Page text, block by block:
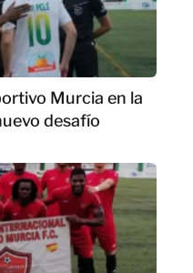
Murcia en la
desafío